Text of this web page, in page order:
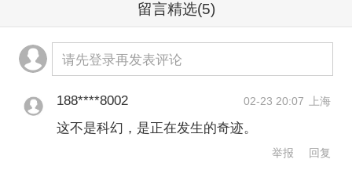
应用管理条例》也将于今年2026年5月1
日起施行，该条例给予包括干细胞在内
的生物医学新技术以清晰的转化应用路
径，相关细则也将进一步完善。
朱鸿明表示，日本干细胞技术的飞速突
留言精选(5)
请先登录再发表评论
188****8002 02-23 20:07 上海
这不是科幻，是正在发生的奇迹。
举报 回复